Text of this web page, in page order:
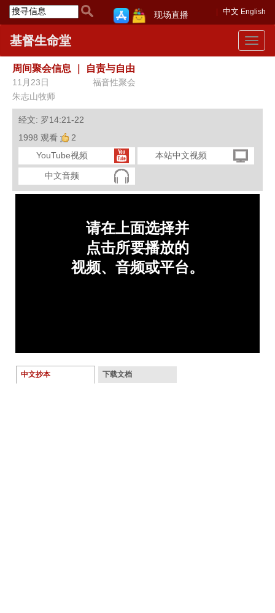
中文 English
现场直播
Toggle
基督生命堂
周间聚会信息 自责与自由
11月23日
福音性聚会
朱志山牧师
经文: 罗14:21-22
1998 观看
2
YouTube视频
本站中文视频
中文音频
中文抄本 下载文档